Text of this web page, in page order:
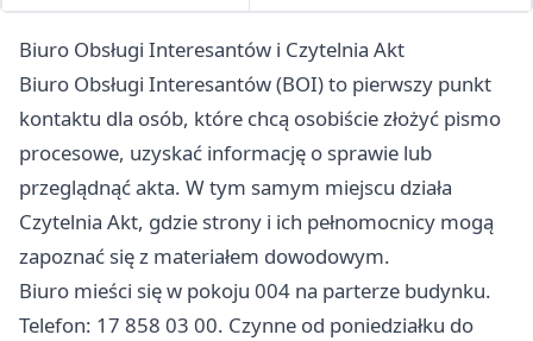
Biuro Obsługi Interesantów i Czytelnia Akt
Biuro Obsługi Interesantów (BOI) to pierwszy punkt
kontaktu dla osób, które chcą osobiście złożyć pismo
procesowe, uzyskać informację o sprawie lub
przeglądnąć akta. W tym samym miejscu działa
Czytelnia Akt, gdzie strony i ich pełnomocnicy mogą
zapoznać się z materiałem dowodowym.
Biuro mieści się w pokoju 004 na parterze budynku.
Telefon: 17 858 03 00. Czynne od poniedziałku do